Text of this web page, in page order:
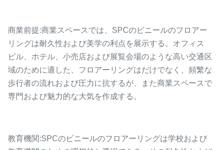
商業前提:商業スペースでは、SPCのビニールのフロアー
リングは耐久性および美学の利点を展示する。オフィス
ビル、ホテル、小売店および展覧会場のような高い交通区
域のために適した、フロアーリングはだけでなく、頻繁な
歩行者の流れおよび圧力に抗するが、また商業スペースで
専門および魅力的な大気を作成する。
教育機関:SPCのビニールのフロアーリングは学校および